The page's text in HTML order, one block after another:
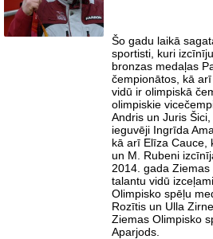
Šo gadu laikā
sportisti, kuri
bronzas medaļas
čempionātos, kā
vidū ir olimpiskā
olimpiskie
Andris un Juris
ieguvēji Ingrīda
kā arī Elīza Cauce,
un M. Rubeni
2014. gada
talantu vidū
Olimpisko spēļu
Rozītis un Ulla
Ziemas Olimpisko
Aparjods.